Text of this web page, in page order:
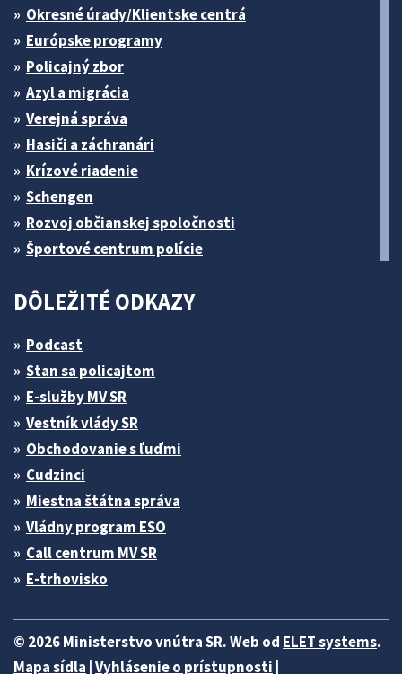
Okresné úrady/Klientske centrá
Európske programy
Policajný zbor
Azyl a migrácia
Verejná správa
Hasiči a záchranári
Krízové riadenie
Schengen
Rozvoj občianskej spoločnosti
Športové centrum polície
DÔLEŽITÉ ODKAZY
Podcast
Stan sa policajtom
E-služby MV SR
Vestník vlády SR
Obchodovanie s ľuďmi
Cudzinci
Miestna štátna správa
Vládny program ESO
Call centrum MV SR
E-trhovisko
© 2026 Ministerstvo vnútra SR. Web od ELET systems.
Mapa sídla Vyhlásenie o prístupnosti